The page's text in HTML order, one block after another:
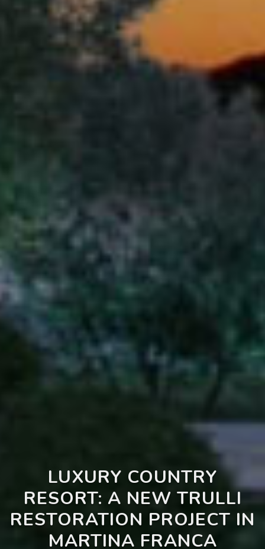
LUXURY COUNTRY
RESORT: A NEW TRULLI
RESTORATION PROJECT IN
MARTINA FRANCA